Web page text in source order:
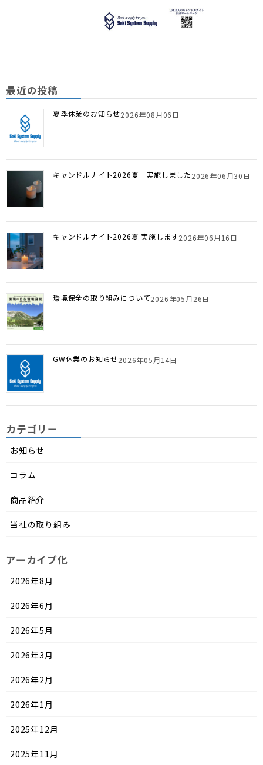
最近の投稿
夏季休業のお知らせ2026年08月06日
キャンドルナイト2026夏 実施しました2026年06月30日
キャンドルナイト2026夏 実施します2026年06月16日
環境保全の取り組みについて2026年05月26日
GW休業のお知らせ2026年05月14日
カテゴリー
お知らせ
コラム
商品紹介
当社の取り組み
アーカイブ化
2026年8月
2026年6月
2026年5月
2026年3月
2026年2月
2026年1月
2025年12月
2025年11月